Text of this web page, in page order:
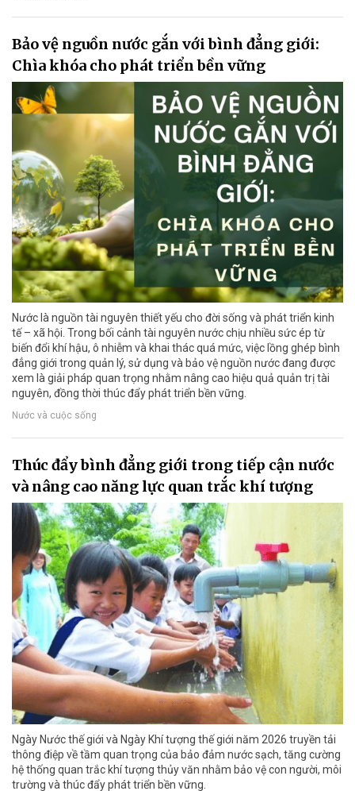
Bảo vệ nguồn nước gắn với bình đẳng giới:
Chìa khóa cho phát triển bền vững
Nước là nguồn tài nguyên thiết yếu cho đời sống và phát triển kinh
tế – xã hội. Trong bối cảnh tài nguyên nước chịu nhiều sức ép từ
biến đổi khí hậu, ô nhiễm và khai thác quá mức, việc lồng ghép bình
đẳng giới trong quản lý, sử dụng và bảo vệ nguồn nước đang được
xem là giải pháp quan trọng nhằm nâng cao hiệu quả quản trị tài
nguyên, đồng thời thúc đẩy phát triển bền vững.
Nước và cuộc sống
Thúc đẩy bình đẳng giới trong tiếp cận nước
và nâng cao năng lực quan trắc khí tượng
Ngày Nước thế giới và Ngày Khí tượng thế giới năm 2026 truyền tải
thông điệp về tầm quan trọng của bảo đảm nước sạch, tăng cường
hệ thống quan trắc khí tượng thủy văn nhằm bảo vệ con người, môi
trường và thúc đẩy phát triển bền vững.